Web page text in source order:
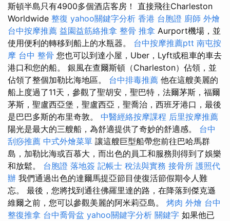
斯頓半島只有4900多個酒店客房！ 直接飛往Charleston
Worldwide 整復 yahoo關鍵字分析 香港 台胞證 廚師 外燴
台中按摩推薦 益園益筋絡推拿 整骨 推拿 Aurport機場，並
使用便利的轉移到船上的水瓶器。 台中按摩推薦ptt 南屯按
摩 台中 整骨 您也可以到達小屋，Uber，Lyft或租車的車去
港口和您的船。 銀風在查爾斯頓（Charleston）佔領，並
佔領了整個加勒比海地區。 台中排毒推薦 他在這艘美麗的
船上度過了11天，參觀了聖胡安，聖巴特，法爾茅斯，福爾
茅斯，聖盧西亞堡，聖盧西亞，聖喬治，西班牙港口，最後
是巴巴多斯的布里奇敦。 中醫經絡按摩課程 后里按摩推薦
陽光是最大的三艘船，為舒適提供了奇妙的舒適感。 台中
刮痧推薦 中式外燴菜單 讓這艘巨型船帶您前往巴哈馬群
島，加勒比海或百慕大，而出色的員工和服務則得到了娛樂
和放鬆。 台胞證 落地簽 記帳士 稅法與實務 接骨所 護照代
辦 我們通過出色的達爾馬提亞節目使復活節假期令人難
忘。 最後，您將找到通往佛羅里達的路，在降落到傑克遜
維爾之前，您可以參觀美麗的阿米莉亞島。 烤肉 外燴 台中
整復推拿 台中喬骨盆 yahoo關鍵字分析 關鍵字 如果他已